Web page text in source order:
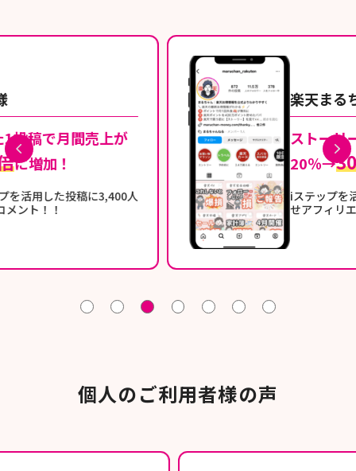
楽天まるちゃん 様
ストーリーズ閲覧率
30％
iステップを活用し閲覧率最大化さ
せアフィリエイト売上UP
個人のご利用者様の声